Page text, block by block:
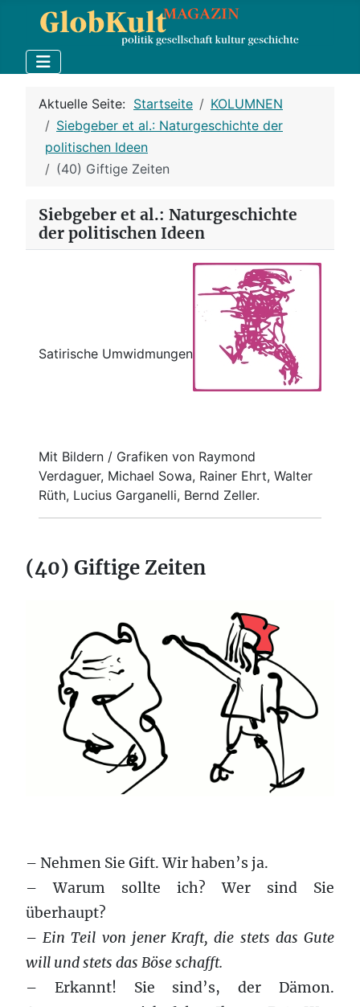
Aktuelle Seite: Startseite
KOLUMNEN
Siebgeber et al.: Naturgeschichte der
politischen Ideen
(40) Giftige Zeiten
Siebgeber et al.: Naturgeschichte
der politischen Ideen
Satirische Umwidmungen
Mit Bildern / Grafiken von Raymond
Verdaguer, Michael Sowa, Rainer Ehrt, Walter
Rüth, Lucius Garganelli, Bernd Zeller.
(40) Giftige Zeiten
– Nehmen Sie Gift. Wir haben’s ja.
– Warum sollte ich? Wer sind Sie
überhaupt?
–Ein Teil von jener Kraft, die stets das Gute
will und stets das Böse schafft.
– Erkannt! Sie sind’s, der Dämon.